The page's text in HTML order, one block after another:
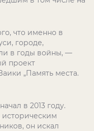
что именно в
городе,
в годы войны, —
проект
„Память места.
в 2013 году.
он искал